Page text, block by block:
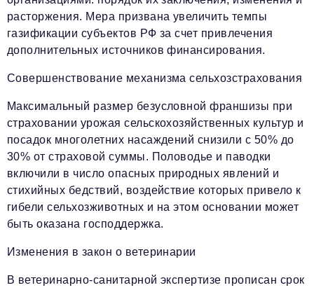
расторжения. Мера призвана увеличить темпы
газификации субъектов РФ за счет привлечения
дополнительных источников финансирования.
Совершенствование механизма сельхозстрахования
Максимальный размер безусловной франшизы при
страховании урожая сельскохозяйственных культур и
посадок многолетних насаждений снизили с 50% до
30% от страховой суммы. Половодье и паводки
включили в число опасных природных явлений и
стихийных бедствий, воздействие которых привело к
гибели сельхозживотных и на этом основании может
быть оказана господдержка.
Изменения в закон о ветеринарии
В ветеринарно-санитарной экспертизе прописан срок